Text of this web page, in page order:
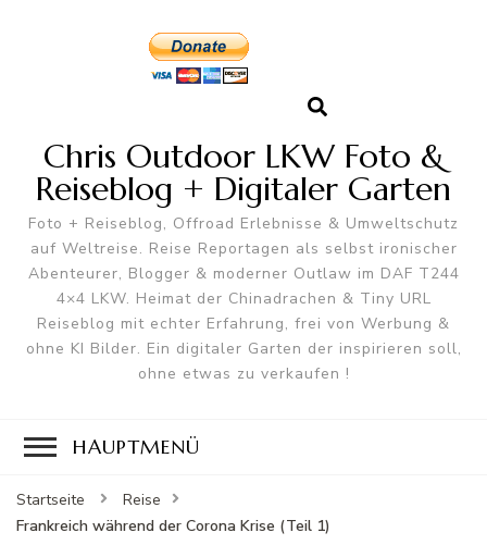
Chris Outdoor LKW Foto &
Reiseblog + Digitaler Garten
Foto + Reiseblog, Offroad Erlebnisse & Umweltschutz
auf Weltreise. Reise Reportagen als selbst ironischer
Abenteurer, Blogger & moderner Outlaw im DAF T244
4×4 LKW. Heimat der Chinadrachen & Tiny URL
Reiseblog mit echter Erfahrung, frei von Werbung &
ohne KI Bilder. Ein digitaler Garten der inspirieren soll,
ohne etwas zu verkaufen !
HAUPTMENÜ
Startseite
Reise
Frankreich während der Corona Krise (Teil 1)